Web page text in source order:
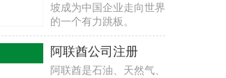
坡成为中国企业走向世界
的一个有力跳板。
阿联酋公司注册
阿联酋是石油、天然气、